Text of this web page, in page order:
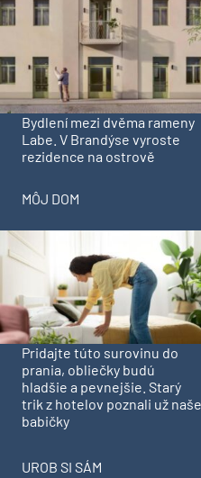
Bydlení mezi dvěma rameny
Labe. V Brandýse vyroste
rezidence na ostrově
Pridajte túto surovinu do
prania, obliečky budú
hladšie a pevnejšie. Starý
trik z hotelov poznali už naše
babičky